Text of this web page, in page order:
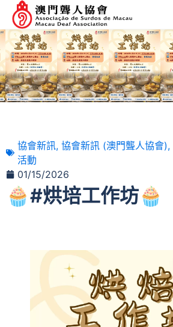
協會新訊, 協會新訊 (澳門聾人協會),
活動
01/15/2026
🧁#烘培工作坊🧁